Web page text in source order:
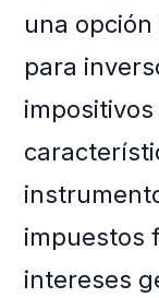
una
para
impuestos
intereses